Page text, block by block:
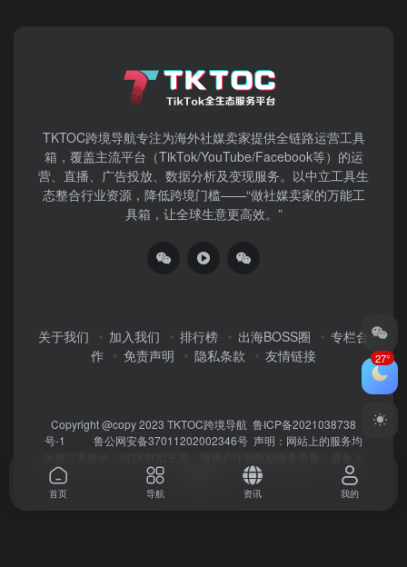
TKTOC跨境导航​专注为海外社媒卖家提供全链路运营工具
箱，覆盖主流平台（TikTok/YouTube/Facebook等）​的运
营、直播、广告投放、数据分析及变现服务。以中立工具生
态整合行业资源，降低跨境门槛——“做社媒卖家的万能工
具箱，让全球生意更高效。”
关于我们 加入我们 排行榜 出海BOSS圈
专栏合
作
免责声明 隐私条款 友情链接
Copyright @copy 2023 TKTOC跨境导航 鲁ICP备2021038738
号-1
鲁公网安备37011202002346号 声明：网站上的服务均
27°
首页 导航 资讯 我的